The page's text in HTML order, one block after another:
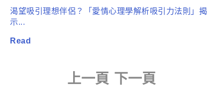
渴望吸引理想伴侶？「愛情心理學解析吸引力法則」揭
示...
Read
上一頁 下一頁